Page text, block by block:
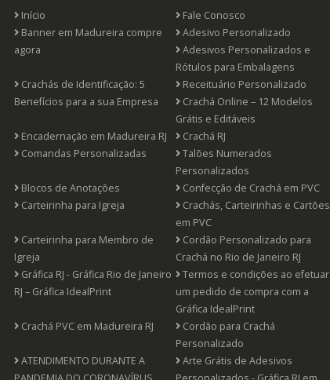
Início
Fale Conosco
Banner em Madureira compre
agora
Adesivo Personalizado
Adesivos Personalizados e
Rótulos para Embalagens
Crachás de Identificação: 5
Benefícios para a sua Empresa
Receituário Personalizado
Crachá Online – 12 Modelos
Grátis e Editáveis
Encadernação em Madureira RJ
Crachá RJ
Comandas Personalizadas
Talões Numerados
Personalizados
Blocos de Anotações
Confecção de Crachá em PVC
Carteirinha para Igreja
Crachás, Carteirinhas e Cartões
em PVC
Carteirinha para Membro de
Igreja
Cordão Personalizado para
Crachá no Rio de Janeiro RJ
Gráfica RJ - Gráfica Rio de Janeiro
RJ – Gráfica IdealPrint
Termos e condições ao efetuar
um pedido de compra com a
Gráfica IdealPrint
Crachá PVC em Madureira RJ
Cordão para Crachá
Personalizado
ATENDIMENTO DURANTE A
Arte Grátis de Adesivos